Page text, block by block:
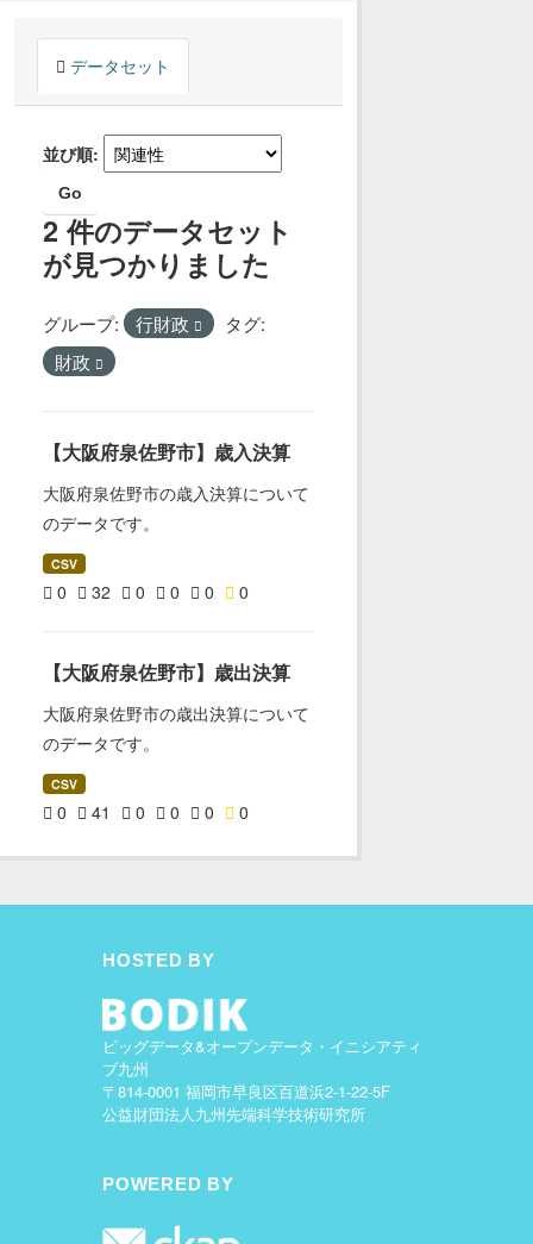
データセット
並び順
Go
2 件のデータセット
が見つかりました
グループ: 行財政
タグ:
財政
【大阪府泉佐野市】歳入決算
大阪府泉佐野市の歳入決算について
のデータです。
CSV
0 32 0 0 0 0
【大阪府泉佐野市】歳出決算
大阪府泉佐野市の歳出決算について
のデータです。
CSV
0 41 0 0 0 0
HOSTED BY
ビッグデータ&オープンデータ・イニシアティ
ブ九州
〒814-0001 福岡市早良区百道浜2-1-22-5F
公益財団法人九州先端科学技術研究所
POWERED BY